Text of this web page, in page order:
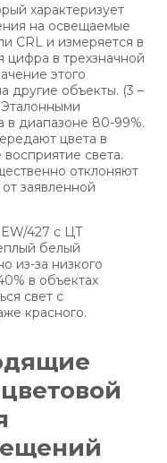
характеризует
на освещаемые
CRL и измеряется в
цифра в трехзначной
этого
другие объекты. (3 –
Эталонными
в диапазоне 80-99%.
цвета в
света.
отклоняют
заявленной
427 c ЦТ
белый
из-за низкого
в объектах
свет с
красного.